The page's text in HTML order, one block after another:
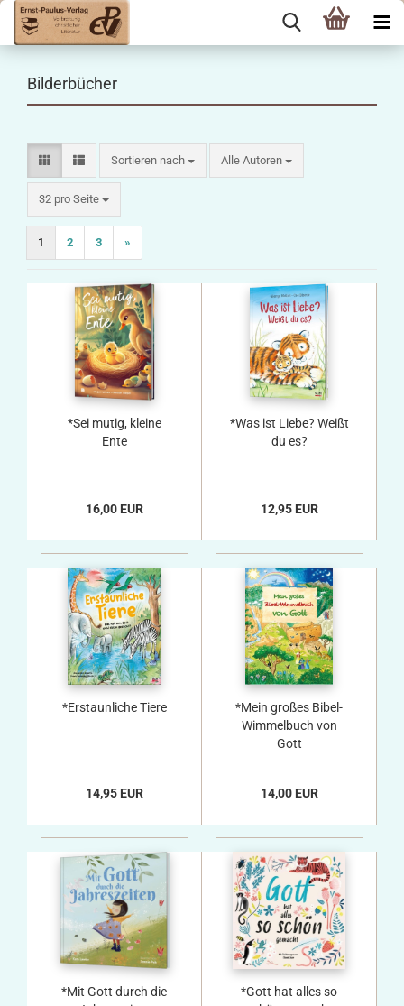
Bilderbücher
Sortieren nach
Sortieren nach Alle Autoren
32 pro Seite
pro Seite
1 2 3 »
*Sei mutig, kleine
Ente
16,00 EUR
*Was ist Liebe? Weißt
du es?
12,95 EUR
*Erstaunliche Tiere
14,95 EUR
*Mein großes Bibel-
Wimmelbuch von
Gott
14,00 EUR
*Mit Gott durch die
*Gott hat alles so